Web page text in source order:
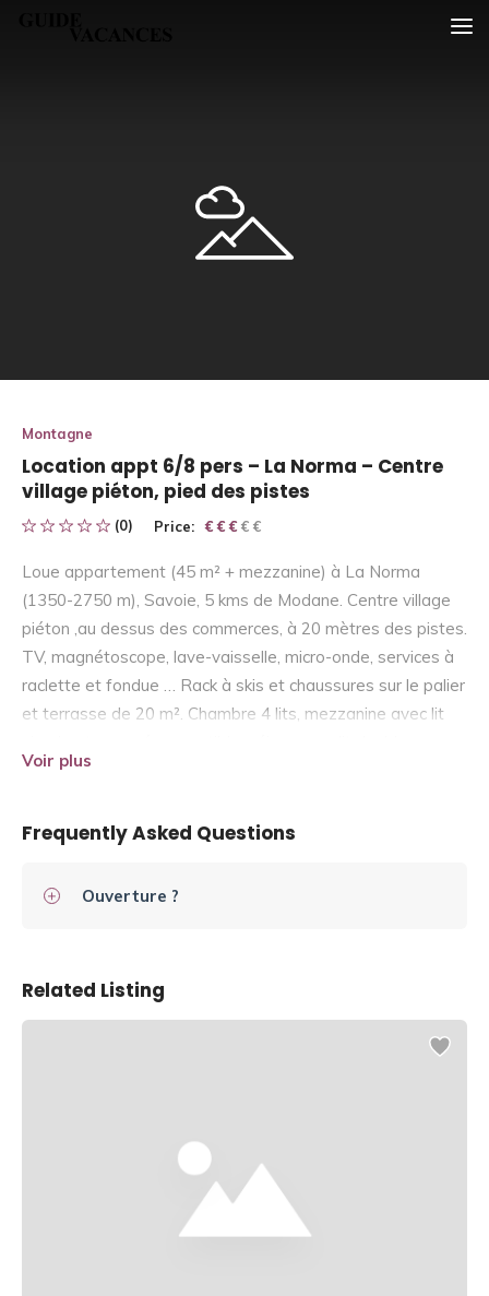
Montagne
Location appt 6/8 pers – La Norma – Centre
village piéton, pied des pistes
(0) Price: € € € € €
€ € €
Loue appartement (45 m² + mezzanine) à La Norma
(1350-2750 m), Savoie, 5 kms de Modane. Centre village
piéton ,au dessus des commerces, à 20 mètres des pistes.
TV, magnétoscope, lave-vaisselle, micro-onde, services à
raclette et fondue … Rack à skis et chaussures sur le palier
et terrasse de 20 m². Chambre 4 lits, mezzanine avec lit
mezzanine et canapé convertible. Lit bébé.
Voir plus
Frequently Asked Questions
Ouverture ?
Related Listing